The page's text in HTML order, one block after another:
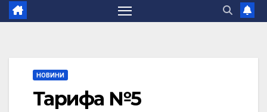
НОВИНИ
Тарифа №5